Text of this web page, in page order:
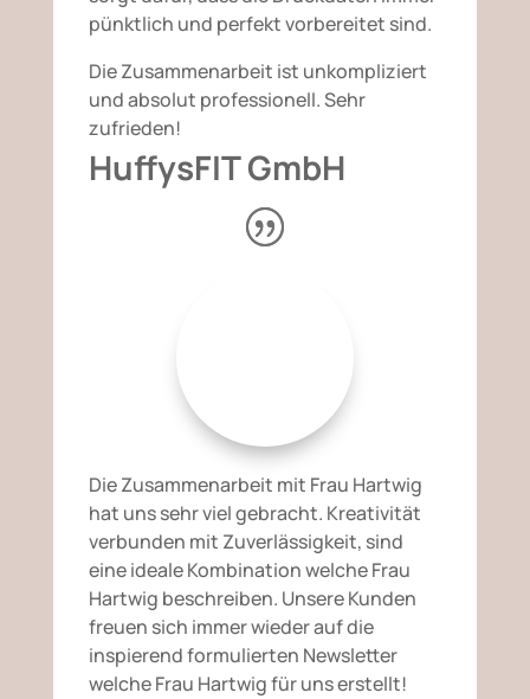
pünktlich und perfekt vorbereitet sind.
Die Zusammenarbeit ist unkompliziert
und absolut professionell. Sehr
zufrieden!
HuffysFIT GmbH
Die Zusammenarbeit mit Frau Hartwig
hat uns sehr viel gebracht. Kreativität
verbunden mit Zuverlässigkeit, sind
eine ideale Kombination welche Frau
Hartwig beschreiben. Unsere Kunden
freuen sich immer wieder auf die
inspierend formulierten Newsletter
welche Frau Hartwig für uns erstellt!